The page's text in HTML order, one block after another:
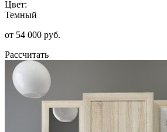
Цвет:
Темный
от 54 000 руб.
Рассчитать